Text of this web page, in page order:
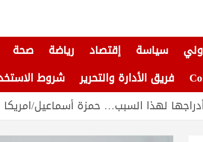
سياسة إقتصاد رياضة صحة
فريق الأدارة والتحرير شروط
أدراجها لهذا السبب… حمزة أسماعيل/امريكا